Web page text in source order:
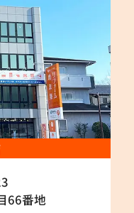
66番地